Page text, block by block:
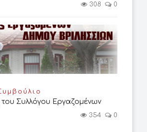
308 0
Συλλόγου Εργαζομένων
354 0